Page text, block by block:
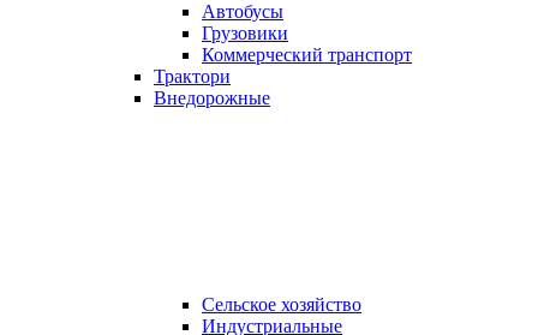
Автобусы
Грузовики
Коммерческий транспорт
Трактори
Внедорожные
Сельское хозяйство
Индустриальные